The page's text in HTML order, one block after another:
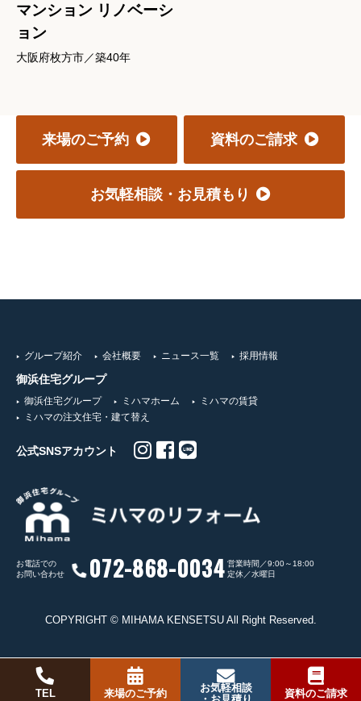
マンション リノベーシ
ョン
大阪府枚方市／築40年
来場のご予約
お気軽相談・お見積もり
資料のご請求
グループ紹介 会社概要 ニュース一覧 採用情報
御浜住宅グループ
御浜住宅グループ ミハマホーム
ミハマの賃貸
ミハマの注文住宅・建て替え
公式SNSアカウント
お電話での
お問い合わせ
072-868-0034 営業時間／9:00～18:00
定休／水曜日
COPYRIGHT © MIHAMA KENSETSU All Right Reserved.
TEL 来場のご予約
お気軽相談
資料のご請求